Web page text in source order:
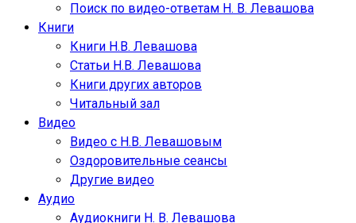
Поиск по видео-ответам Н. В. Левашова
Книги
Книги Н.В. Левашова
Статьи Н.В. Левашова
Книги других авторов
Читальный зал
Видео
Видео с Н.В. Левашовым
Оздоровительные сеансы
Другие видео
Аудио
Аудиокниги Н. В. Левашова